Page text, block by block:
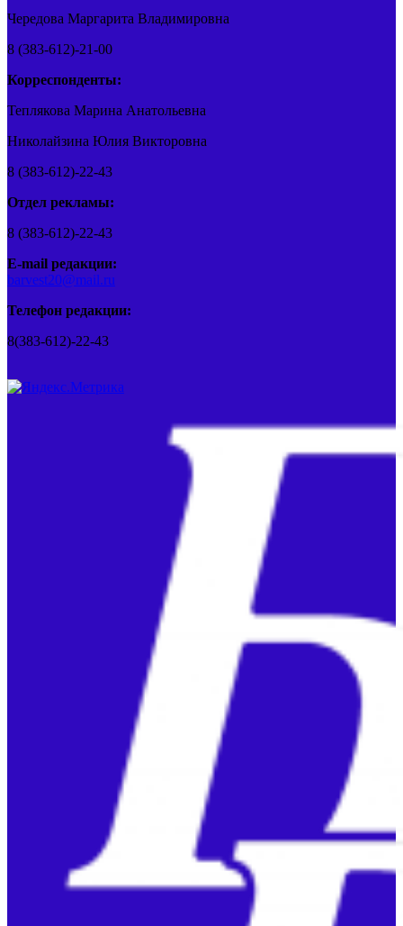
Чередова Маргарита Владимировна
8 (383-612)-21-00
Корреспонденты:
Теплякова Марина Анатольевна
Николайзина Юлия Викторовна
8 (383-612)-22-43
Отдел рекламы:
8 (383-612)-22-43
E-mail редакции:
barvest20@mail.ru
Телефон редакции:
8(383-612)-22-43